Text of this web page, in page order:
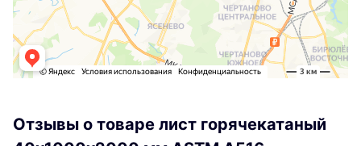
Отзывы о товаре лист горячекатаный